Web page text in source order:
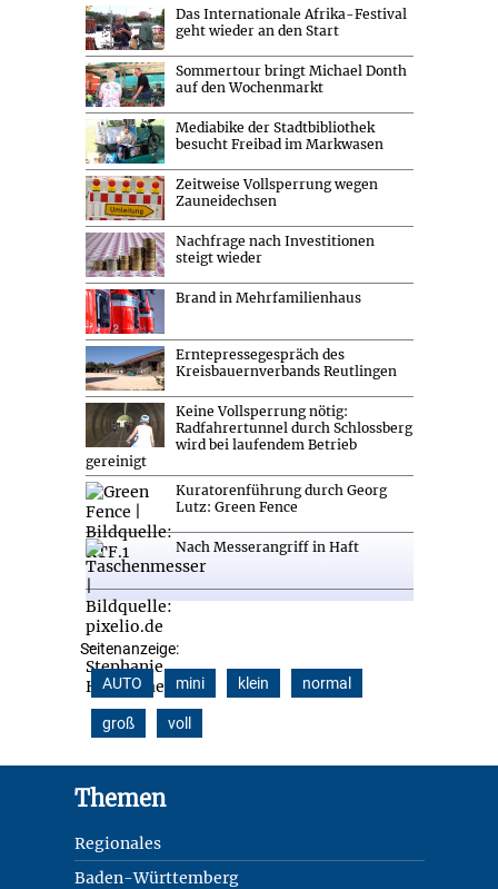
Das Internationale Afrika-Festival
geht wieder an den Start
Sommertour bringt Michael Donth
auf den Wochenmarkt
Mediabike der Stadtbibliothek
besucht Freibad im Markwasen
Zeitweise Vollsperrung wegen
Zauneidechsen
Nachfrage nach Investitionen
steigt wieder
Brand in Mehrfamilienhaus
Erntepressegespräch des
Kreisbauernverbands Reutlingen
Keine Vollsperrung nötig:
Radfahrertunnel durch Schlossberg
wird bei laufendem Betrieb
gereinigt
Kuratorenführung durch Georg
Lutz: Green Fence
Nach Messerangriff in Haft
Seitenanzeige:
AUTO
mini klein normal
groß voll
Themen
Regionales
Baden-Württemberg